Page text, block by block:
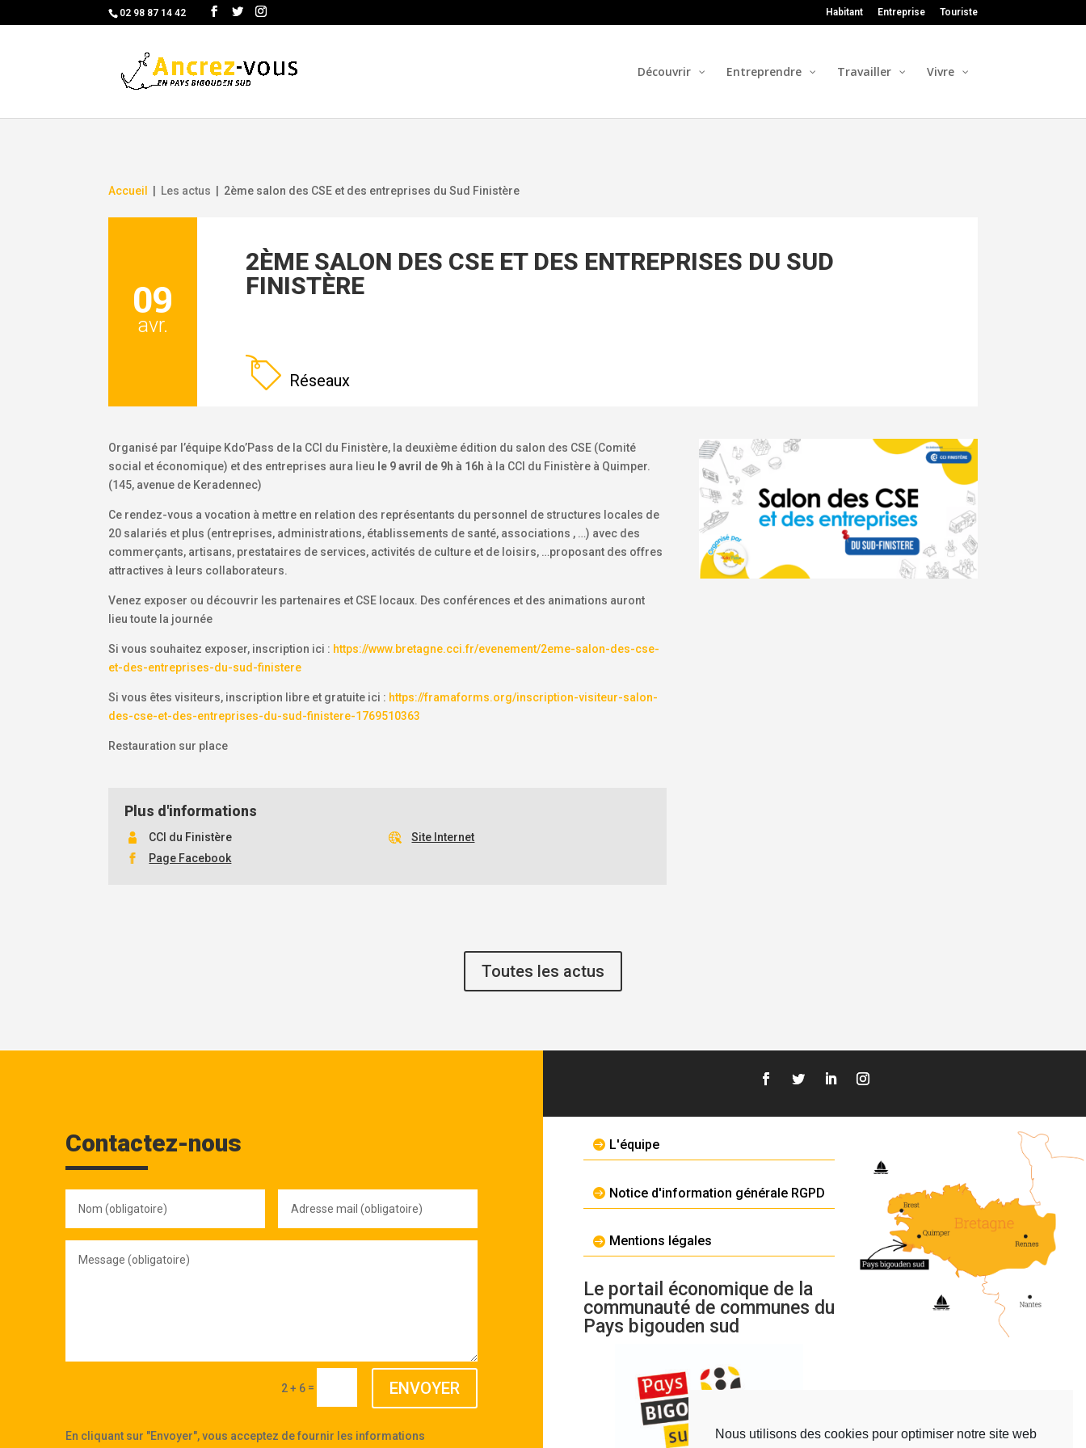
02 98 87 14 42 Habitant Entreprise Touriste
Découvrir Entreprendre Travailler Vivre
Accueil | Les actus | 2ème salon des CSE et des entreprises du Sud Finistère
09
avr.
2ÈME SALON DES CSE ET DES ENTREPRISES DU SUD
FINISTÈRE
Réseaux
Organisé par l’équipe Kdo’Pass de la CCI du Finistère, la deuxième édition du salon des CSE (Comité
social et économique) et des entreprises aura lieu le 9 avril de 9h à 16h à la CCI du Finistère à Quimper.
(145, avenue de Keradennec)
Ce rendez-vous a vocation à mettre en relation des représentants du personnel de structures locales de
20 salariés et plus (entreprises, administrations, établissements de santé, associations , …) avec des
commerçants, artisans, prestataires de services, activités de culture et de loisirs, …proposant des offres
attractives à leurs collaborateurs.
Venez exposer ou découvrir les partenaires et CSE locaux. Des conférences et des animations auront
lieu toute la journée
Si vous souhaitez exposer, inscription ici : https://www.bretagne.cci.fr/evenement/2eme-salon-des-cse-
et-des-entreprises-du-sud-finistere
Si vous êtes visiteurs, inscription libre et gratuite ici : https://framaforms.org/inscription-visiteur-salon-
des-cse-et-des-entreprises-du-sud-finistere-1769510363
Restauration sur place
Plus d'informations
CCI du Finistère
Site Internet
Page Facebook
Toutes les actus
Contactez-nous
(obligatoire)
mail
(obligatoire)
2 + 6 = ENVOYER
En cliquant sur "Envoyer", vous acceptez de fournir les informations
L'équipe
Notice d'information générale RGPD
Mentions légales
Le portail économique de la
communauté de communes du
Pays bigouden sud
Nous utilisons des cookies pour optimiser notre site web